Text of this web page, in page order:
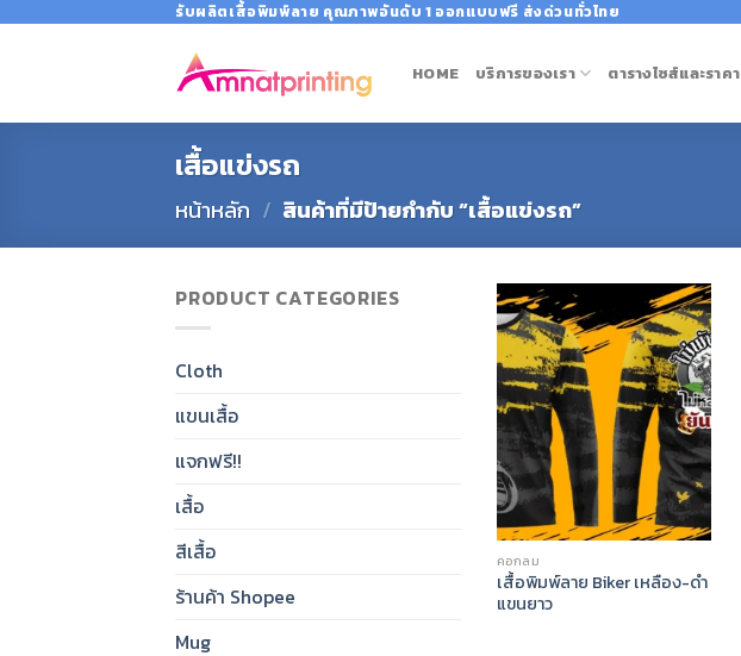
รับผลิตเสื้อพิมพ์ลาย คุณภาพอันดับ 1 ออกแบบฟรี ส่งด่วนทั่วไทย
HOME บริการของเรา ตารางไซส์และราคา
เสื้อแข่งรถ
หน้าหลัก / สินค้าที่มีป้ายกำกับ “เสื้อแข่งรถ”
PRODUCT CATEGORIES
Cloth
แขนเสื้อ
แจกฟรี!!
เสื้อ
สีเสื้อ
ร้านค้า Shopee
Mug
คอกลม
เสื้อพิมพ์ลาย Biker เหลือง-ดำ
แขนยาว